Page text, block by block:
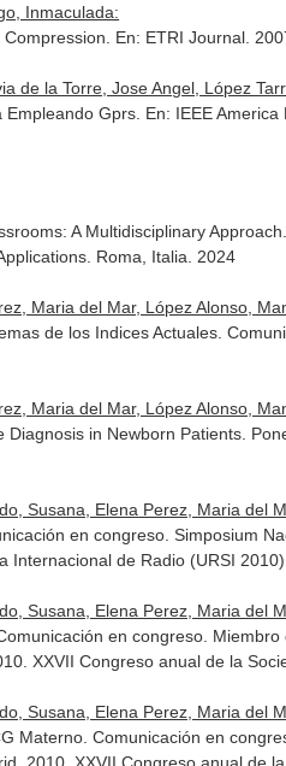
Inmaculada:
En: ETRI Journal .
de la Torre, Jose Angel, López
Gprs. En: IEEE America
A Multidisciplinary
Roma, Italia. 2024
Maria del Mar, López Alonso,
de los Indices Actuales.
Maria del Mar, López Alonso,
in Newborn Patients.
Susana, Elena Perez, Maria del
en congreso. Simposium
Internacional de Radio (URSI
Susana, Elena Perez, Maria del
en congreso.
XXVII Congreso anual de la
Susana, Elena Perez, Maria del
Materno. Comunicación en